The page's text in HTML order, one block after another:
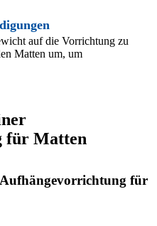
auf die Vorrichtung zu
Matten um, um
für Matten
Aufhängevorrichtung für